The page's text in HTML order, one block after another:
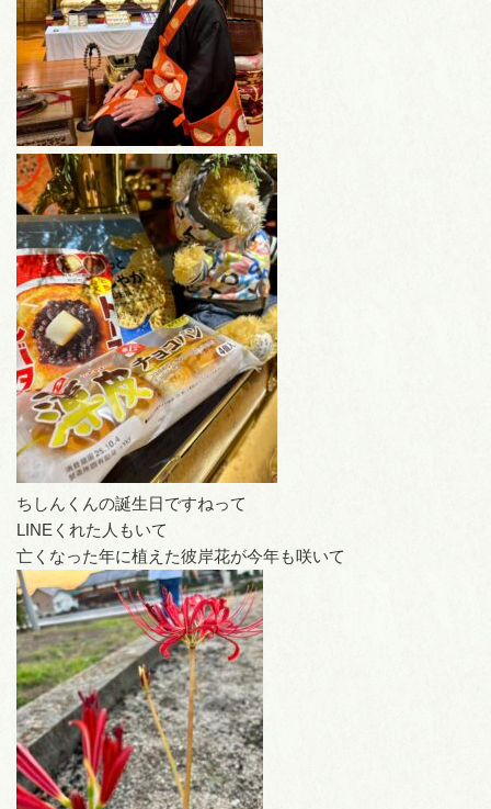
ちしんくんの誕生日ですねって
LINEくれた人もいて
亡くなった年に植えた彼岸花が今年も咲いて